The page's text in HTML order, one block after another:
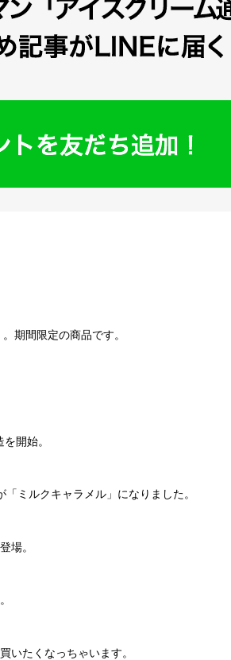
期間限定の商品です。
開始。
ミルクキャラメル」になりました。
場。
いたくなっちゃいます。